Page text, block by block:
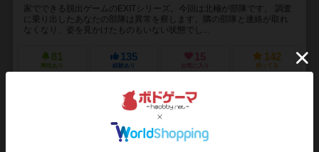
家でできる脱出ゲームのEXITシリーズ。今回は北極が部隊です。 調査
に乗り出したあなたの部隊は異常を察します。隣の部隊と連絡が取れ
なくなり、姿を見かけたものもいない状態でし...
81
興味あり
135
経験あり
15
お気に入り
142
持ってる